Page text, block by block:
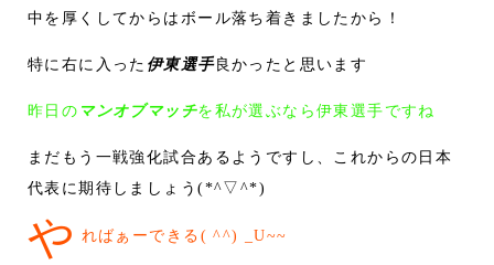
中を厚くしてからはボール落ち着きましたから！
特に右に入った 伊東選手良かったと思います
昨日の マンオブマッチを私が選ぶなら伊東選手ですね
まだもう一戦強化試合あるようですし、これからの日本
代表に期待しましょう(*^▽^*)
や ればぁーできる( ^^) _U~~